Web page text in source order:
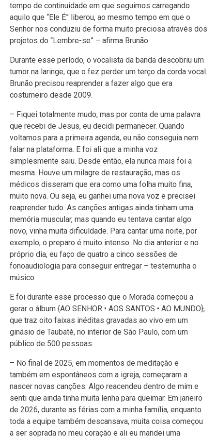
tempo de continuidade em que seguimos carregando
aquilo que “Ele É” liberou, ao mesmo tempo em que o
Senhor nos conduziu de forma muito preciosa através dos
projetos do “Lembre-se” – afirma Brunão.
Durante esse período, o vocalista da banda descobriu um
tumor na laringe, que o fez perder um terço da corda vocal.
Brunão precisou reaprender a fazer algo que era
costumeiro desde 2009.
– Fiquei totalmente mudo, mas por conta de uma palavra
que recebi de Jesus, eu decidi permanecer. Quando
voltamos para a primeira agenda, eu não conseguia nem
falar na plataforma. E foi ali que a minha voz
simplesmente saiu. Desde então, ela nunca mais foi a
mesma. Houve um milagre de restauração, mas os
médicos disseram que era como uma folha muito fina,
muito nova. Ou seja, eu ganhei uma nova voz e precisei
reaprender tudo. As canções antigas ainda tinham uma
memória muscular, mas quando eu tentava cantar algo
novo, vinha muita dificuldade. Para cantar uma noite, por
exemplo, o preparo é muito intenso. No dia anterior e no
próprio dia, eu faço de quatro a cinco sessões de
fonoaudiologia para conseguir entregar – testemunha o
músico.
E foi durante esse processo que o Morada começou a
gerar o álbum {AO SENHOR • AOS SANTOS • AO MUNDO},
que traz oito faixas inéditas gravadas ao vivo em um
ginásio de Taubaté, no interior de São Paulo, com um
público de 500 pessoas.
– No final de 2025, em momentos de meditação e
também em espontâneos com a igreja, começaram a
nascer novas canções. Algo reacendeu dentro de mim e
senti que ainda tinha muita lenha para queimar. Em janeiro
de 2026, durante as férias com a minha família, enquanto
toda a equipe também descansava, muita coisa começou
a ser soprada no meu coração e ali eu mandei uma